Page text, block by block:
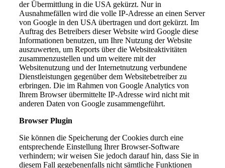
der Übermittlung in die USA gekürzt. Nur in
Ausnahmefällen wird die volle IP-Adresse an einen Server
von Google in den USA übertragen und dort gekürzt. Im
Auftrag des Betreibers dieser Website wird Google diese
Informationen benutzen, um Ihre Nutzung der Website
auszuwerten, um Reports über die Websiteaktivitäten
zusammenzustellen und um weitere mit der
Websitenutzung und der Internetnutzung verbundene
Dienstleistungen gegenüber dem Websitebetreiber zu
erbringen. Die im Rahmen von Google Analytics von
Ihrem Browser übermittelte IP-Adresse wird nicht mit
anderen Daten von Google zusammengeführt.
Browser Plugin
Sie können die Speicherung der Cookies durch eine
entsprechende Einstellung Ihrer Browser-Software
verhindern; wir weisen Sie jedoch darauf hin, dass Sie in
diesem Fall gegebenenfalls nicht sämtliche Funktionen